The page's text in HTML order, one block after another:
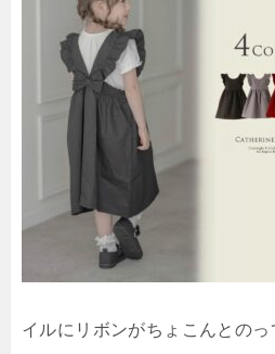
イルにリボンがちょこんとの